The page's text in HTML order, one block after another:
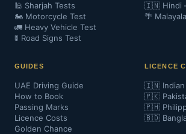
🕌 Sharjah Tests
🏍️ Motorcycle Test
🚛 Heavy Vehicle Test
🚦 Road Signs Test
🇮🇳 Hindi —
🌴
GUIDES
UAE Driving Guide
How to Book
Passing Marks
Licence Costs
Golden Chance
LICENCE
🇮🇳 Indian
🇵🇰
🇵🇭
🇧🇩